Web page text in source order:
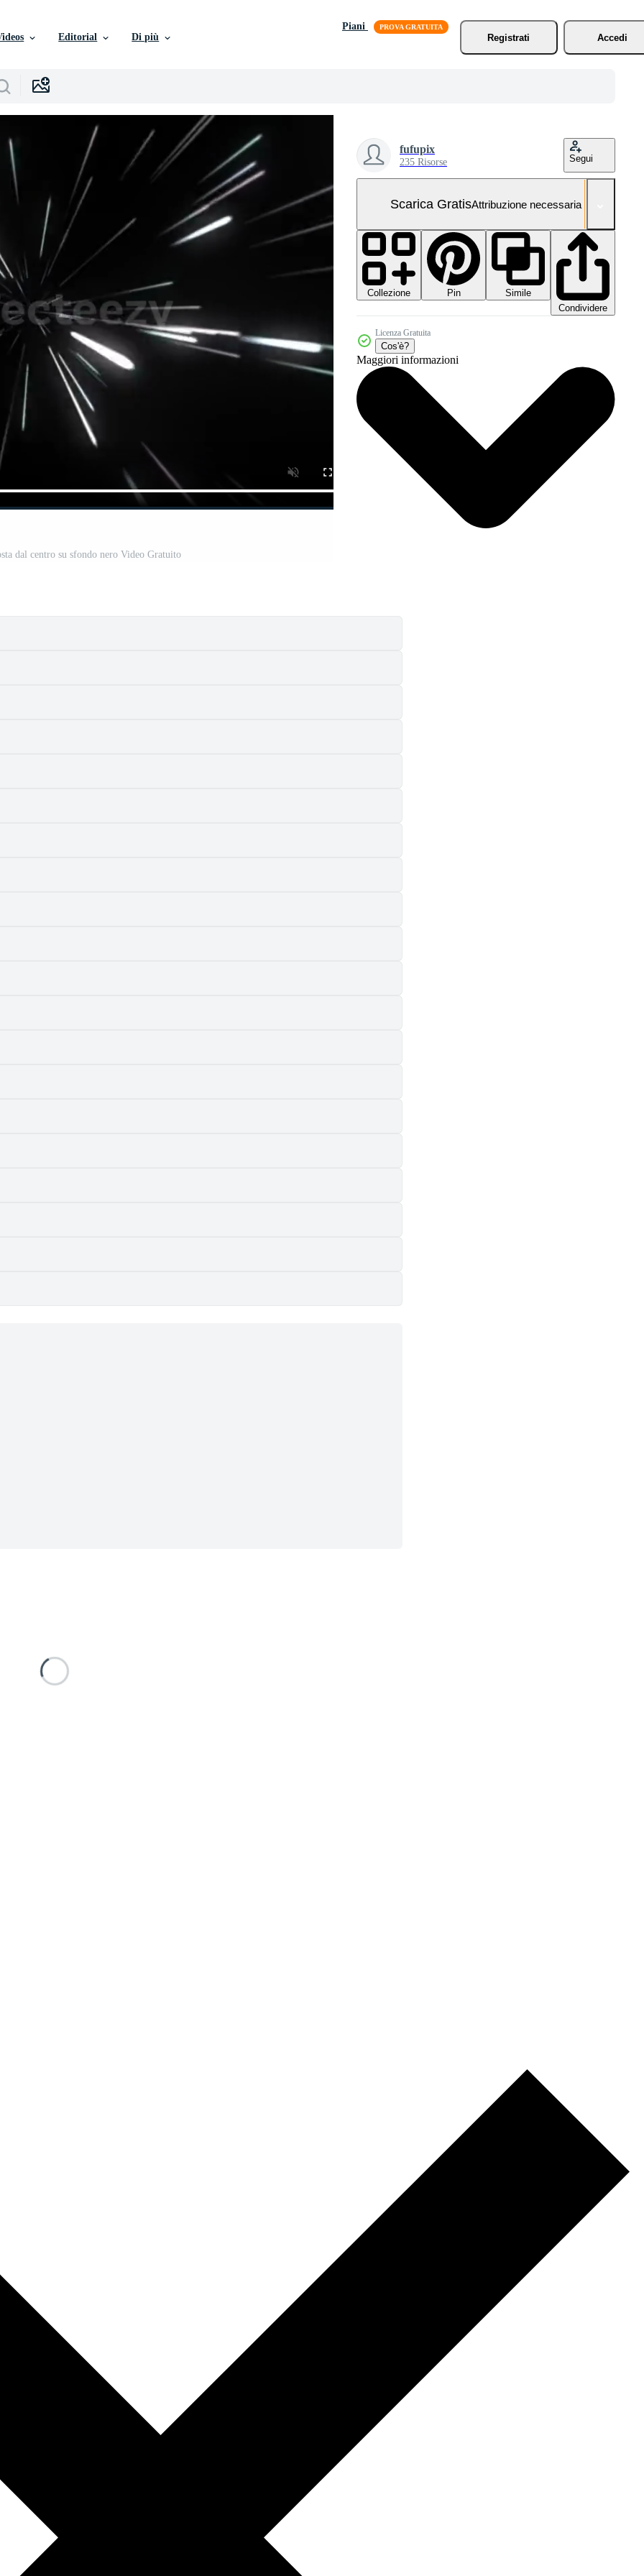
Editorial Di più
Piani
Registrati
Accedi
dal centro su sfondo nero Video Gratuito
fufupix
235 Risorse Segui
Scarica GratisAttribuzione necessaria
Collezione Pin
Simile
Condividere
Licenza Gratuita
Cos'è?
Maggiori informazioni